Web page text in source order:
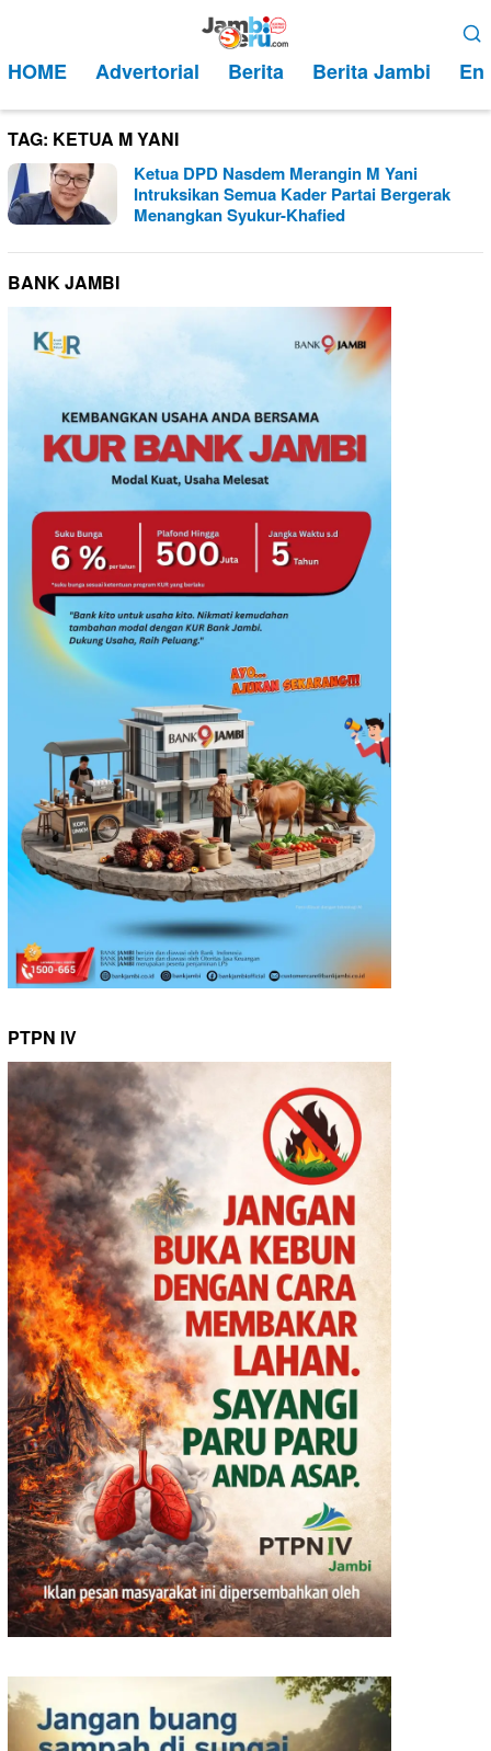
kontenMobile
HOME Advertorial Berita Berita Jambi
TAG: KETUA M YANI
Ketua DPD Nasdem Merangin M Yani
Intruksikan Semua Kader Partai Bergerak
Menangkan Syukur-Khafied
BANK JAMBI
PTPN IV